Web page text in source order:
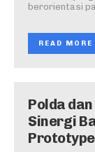
berorientasi
READ MORE
Polda
Sinergi
Prototype